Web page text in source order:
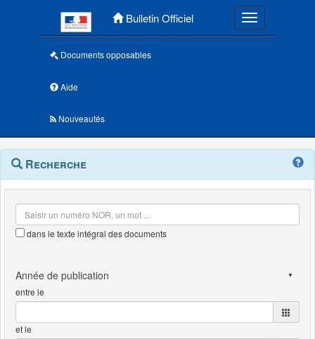
Bulletin Officiel Toggle
Documents opposables
Aide
Nouveautés
Navigation
outils
Menu
contextuel
Recherche
dans le texte intégral des documents
entre le
et le